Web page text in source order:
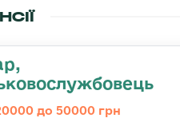
до 50000 грн